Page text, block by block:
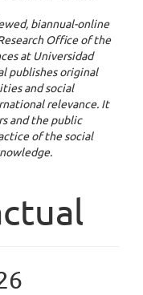
biannual-online
Office of the
at Universidad
publishes original
and social
relevance. It
and the public
of the social